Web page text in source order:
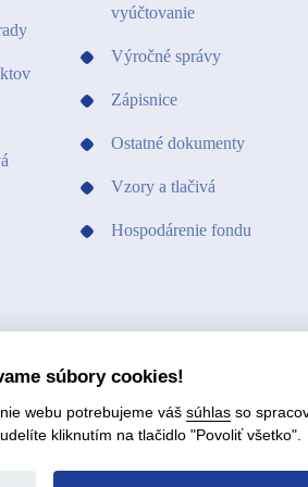
vyúčtovanie
Výročné správy
Zápisnice
Ostatné dokumenty
Vzory a tlačivá
Hospodárenie fondu
súbory cookies!
webu potrebujeme váš súhlasso
kliknutím na tlačidlo "Povoliť všetko".